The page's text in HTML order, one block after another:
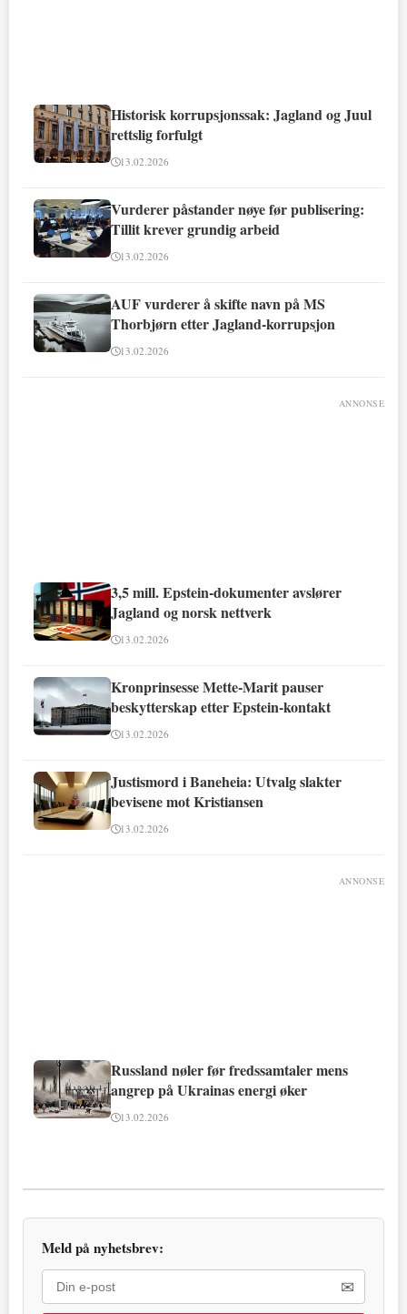
Historisk korrupsjonssak: Jagland og Juul
rettslig forfulgt
13.02.2026
Vurderer påstander nøye før publisering:
Tillit krever grundig arbeid
13.02.2026
AUF vurderer å skifte navn på MS
Thorbjørn etter Jagland-korrupsjon
13.02.2026
ANNONSE
3,5 mill. Epstein-dokumenter avslører
Jagland og norsk nettverk
13.02.2026
Kronprinsesse Mette-Marit pauser
beskytterskap etter Epstein-kontakt
13.02.2026
Justismord i Baneheia: Utvalg slakter
bevisene mot Kristiansen
13.02.2026
ANNONSE
Russland nøler før fredssamtaler mens
angrep på Ukrainas energi øker
13.02.2026
Meld på nyhetsbrev:
✉